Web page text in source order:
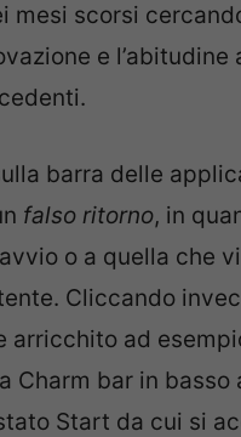
scorsi
e l’abitudine
barra delle
falso ritorno, in
o a quella che
Cliccando
arricchito ad
Charm bar in basso
Start da cui si